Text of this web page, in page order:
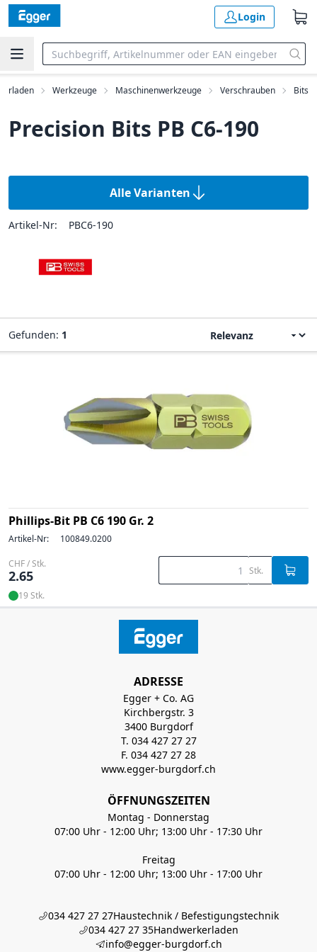
Login
Werkzeuge Maschinenwerkzeuge Verschrauben Bits
Precision Bits PB C6-190
Alle Varianten
Artikel-Nr: PBC6-190
Gefunden: 1
Phillips-Bit PB C6 190 Gr. 2
Artikel-Nr: 100849.0200
CHF / Stk.
2.65 Stk.
19 Stk.
ADRESSE
Egger + Co. AG
Kirchbergstr. 3
3400 Burgdorf
T. 034 427 27 27
F. 034 427 27 28
www.egger-burgdorf.ch
ÖFFNUNGSZEITEN
Montag - Donnerstag
07:00 Uhr - 12:00 Uhr; 13:00 Uhr - 17:30 Uhr
Freitag
07:00 Uhr - 12:00 Uhr; 13:00 Uhr - 17:00 Uhr
034 427 27 27Haustechnik / Befestigungstechnik
034 427 27 35Handwerkerladen
info@egger-burgdorf.ch